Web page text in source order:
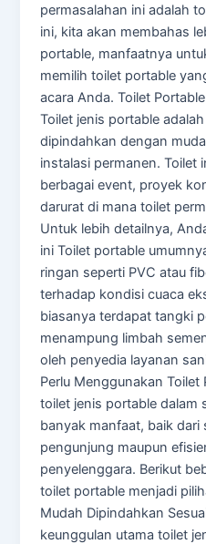
permasalahan ini adalah
ini, kita akan membahas
portable, manfaatnya
memilih toilet portable
acara Anda. Toilet
Toilet jenis portable
dipindahkan dengan
instalasi permanen. Toilet
berbagai event, proyek
darurat di mana toilet
Untuk lebih detailnya,
ini Toilet portable
ringan seperti PVC atau
terhadap kondisi cuaca
biasanya terdapat tangki
menampung limbah
oleh penyedia layanan
Perlu Menggunakan
toilet jenis portable dalam
banyak manfaat, baik dari
pengunjung maupun
penyelenggara. Berikut
toilet portable menjadi
Mudah Dipindahkan
keunggulan utama toilet